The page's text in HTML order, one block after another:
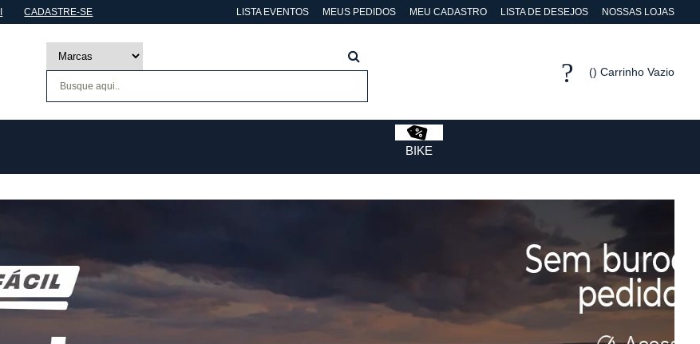
CADASTRE-SE LISTA EVENTOS MEUS PEDIDOS MEU CADASTRO LISTA DE DESEJOS NOSSAS LOJAS
Carrinho Vazio
BIKE